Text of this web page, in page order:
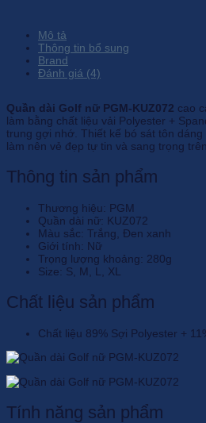
Mô tả
Thông tin bổ sung
Brand
Đánh giá (4)
Quần dài Golf nữ PGM-KUZ072 cao
làm bằng chất liệu vải Polyester +
trung gợi nhớ. Thiết kế bó sát tôn
làm nên vẻ đẹp tự tin và sang trọng
Thông tin sản phẩm
Thương hiệu: PGM
Quần dài nữ: KUZ072
Màu sắc: Trắng, Đen xanh
Giới tính: Nữ
Trọng lượng khoảng: 280g
Size: S, M, L, XL
Chất liệu sản phẩm
Chất liệu 89% Sợi Polyester +
Tính năng sản phẩm